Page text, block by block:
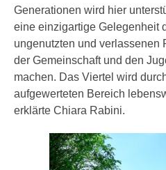
Generationen wird hier
eine einzigartige Gelegenheit
ungenutzten und verlassenen
der Gemeinschaft und den
machen. Das Viertel wird
aufgewerteten Bereich
erklärte Chiara Rabini.